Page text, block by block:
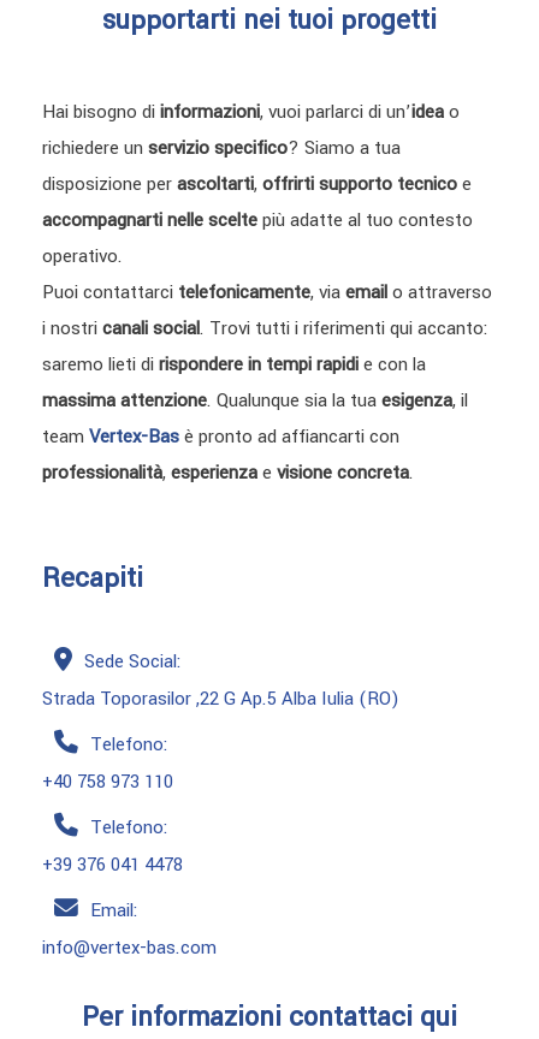
supportarti nei tuoi progetti
Hai bisogno diinformazioni, vuoi parlarci di un’ideao
richiedere un servizio specifico? Siamo a tua
disposizione perascoltarti,offrirti supporto tecnicoe
accompagnarti nelle sceltepiù adatte al tuo contesto
operativo.
Puoi contattarci telefonicamente, viaemailo attraverso
i nostricanali social. Trovi tutti i riferimenti qui accanto:
saremo lieti dirispondere in tempi rapidie con la
massima attenzione. Qualunque sia la tuaesigenza, il
team Vertex-Basè pronto ad affiancarti con
professionalità,esperienzae visione concreta.
Recapiti
Sede Social:
Strada Toporasilor ,22 G Ap.5 Alba Iulia (RO)
Telefono:
+40 758 973 110
Telefono:
+39 376 041 4478
Email:
info@vertex-bas.com
Per informazioni contattaci qui